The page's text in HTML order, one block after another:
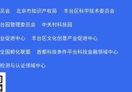
会 北京市知识产权局 丰台区科学技术委员会
园管理委员会 中关村科技园
促进中心 丰台区文化创意产业促进中心
国孵化联盟 首都科技条件平台科技金融领域中心
测与认证领域中心